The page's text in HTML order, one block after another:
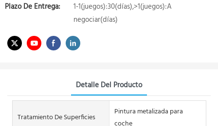
Plazo De Entrega:
1-1(juegos):30(días),>1(juegos):A
negociar(días)
Detalle Del Producto
Tratamiento De Superficies
Pintura metalizada para
coche